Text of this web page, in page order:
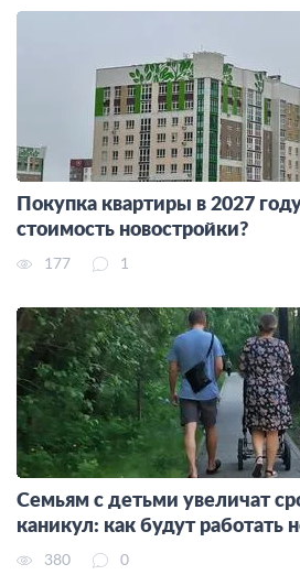
Покупка квартиры в 2027
стоимость новостройки?
177 1
Семьям с детьми увеличат
каникул: как будут работать
380 0